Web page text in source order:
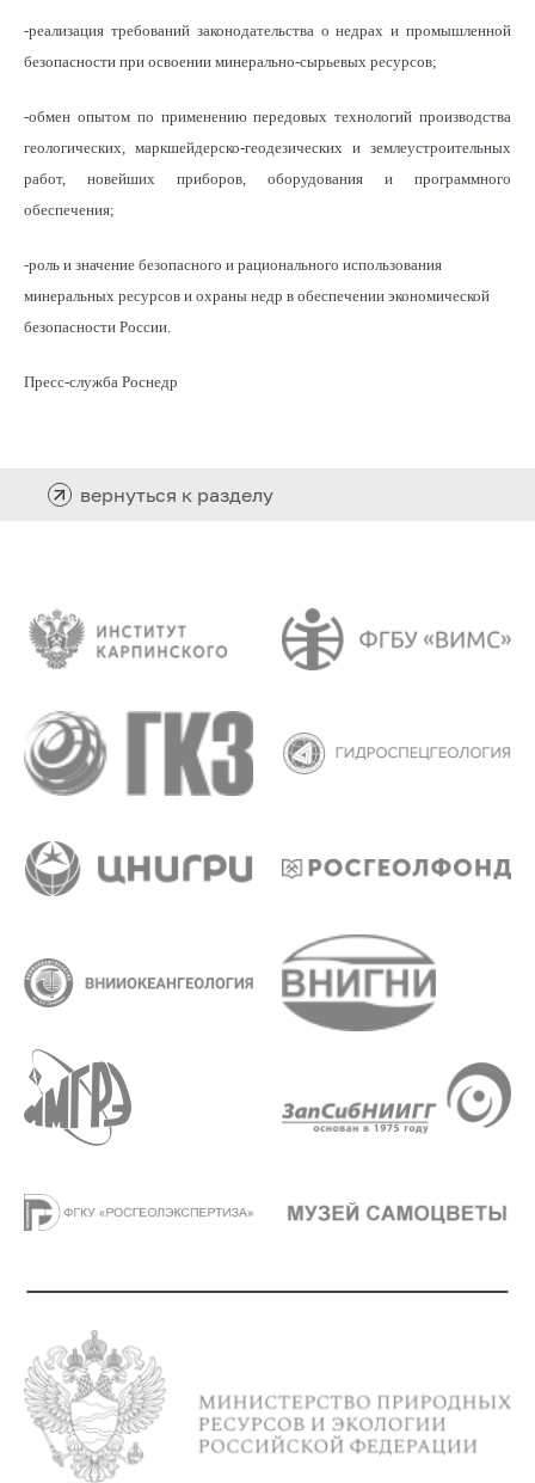
-реализация требований законодательства о недрах и промышленной
безопасности при освоении минерально-сырьевых ресурсов;
-обмен опытом по применению передовых технологий производства
геологических, маркшейдерско-геодезических и землеустроительных
работ, новейших приборов, оборудования и программного
обеспечения;
-роль и значение безопасного и рационального использования
минеральных ресурсов и охраны недр в обеспечении экономической
безопасности России.
Пресс-служба Роснедр
вернуться к разделу